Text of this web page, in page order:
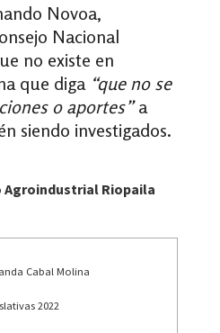
Novoa,
Nacional
no existe en
que diga “que no se
o aportes”a
siendo investigados.